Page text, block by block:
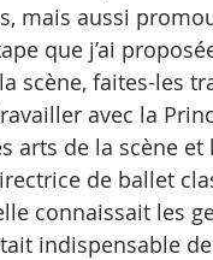
mais aussi
que j’ai
scène, faites-les
avec la
arts de la scène
de ballet
connaissait les
indispensable